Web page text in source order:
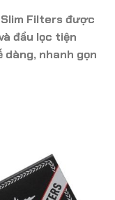
Filters được
đầu lọc tiện
nhanh gọn